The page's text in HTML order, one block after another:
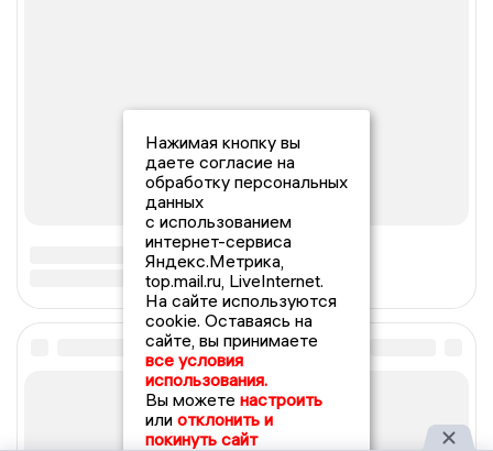
Нажимая кнопку вы
даете согласие на
обработку персональных
данных
с использованием
интернет-сервиса
Яндекс.Метрика,
top.mail.ru, LiveInternet.
На сайте используются
cookie. Оставаясь на
сайте, вы принимаете
все условия
использования.
Вы можете настроить
или отклонить и
покинуть сайт